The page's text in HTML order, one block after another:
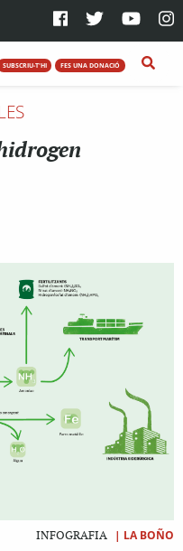
SUBSCRIU-T'HI FES UNA DONACIÓ
INFOGRAFIA | LA BOÑO